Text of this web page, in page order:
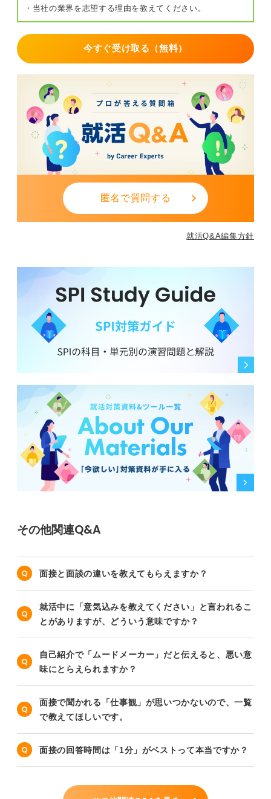
・当社の業界を志望する理由を教えてください。
今すぐ受け取る（無料）
匿名で質問する
就活Q&A編集方針
その他関連Q&A
面接と面談の違いを教えてもらえますか？
就活中に「意気込みを教えてください」と言われるこ
とがありますが、どういう意味ですか？
自己紹介で「ムードメーカー」だと伝えると、悪い意
味にとらえられますか？
面接で聞かれる「仕事観」が思いつかないので、一覧
で教えてほしいです。
面接の回答時間は「1分」がベストって本当ですか？